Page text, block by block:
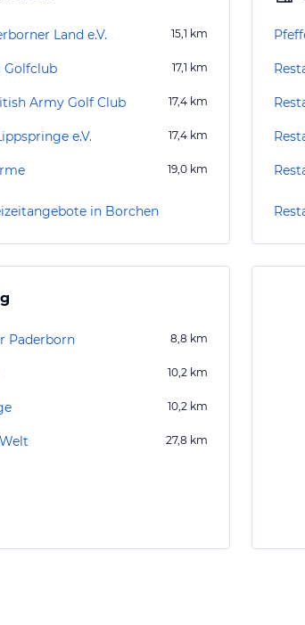
Land e.V. 15,1 km
Golfclub 17,1 km
Army Golf Club 17,4 km
e.V. 17,4 km
19,0 km
in Borchen
Paderborn 8,8 km
10,2 km
10,2 km
27,8 km